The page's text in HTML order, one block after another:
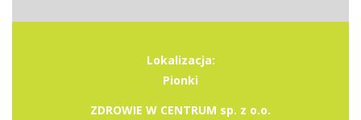
Lokalizacja:
Pionki
ZDROWIE W CENTRUM sp. z o.o.